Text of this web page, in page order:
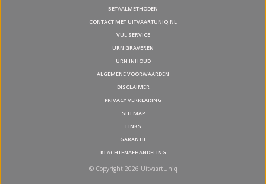
BETAALMETHODEN
CONTACT MET UITVAARTUNIQ.NL
VUL SERVICE
URN GRAVEREN
URN INHOUD
ALGEMENE VOORWAARDEN
DISCLAIMER
PRIVACY VERKLARING
SITEMAP
LINKS
GARANTIE
KLACHTENAFHANDELING
© Copyright 2026 UitvaartUniq